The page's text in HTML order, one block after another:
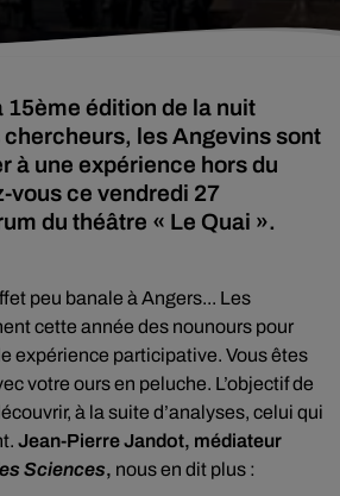
édition de la nuit
les Angevins sont
à une expérience hors du
vous ce vendredi 27
du théâtre « Le Quai ».
peu banale à Angers... Les
cette année des nounours pour
expérience participative. Vous êtes
votre ours en peluche. L’objectif de
à la suite d’analyses, celui qui
Jean-Pierre Jandot, médiateur
Sciences, nous en dit plus :